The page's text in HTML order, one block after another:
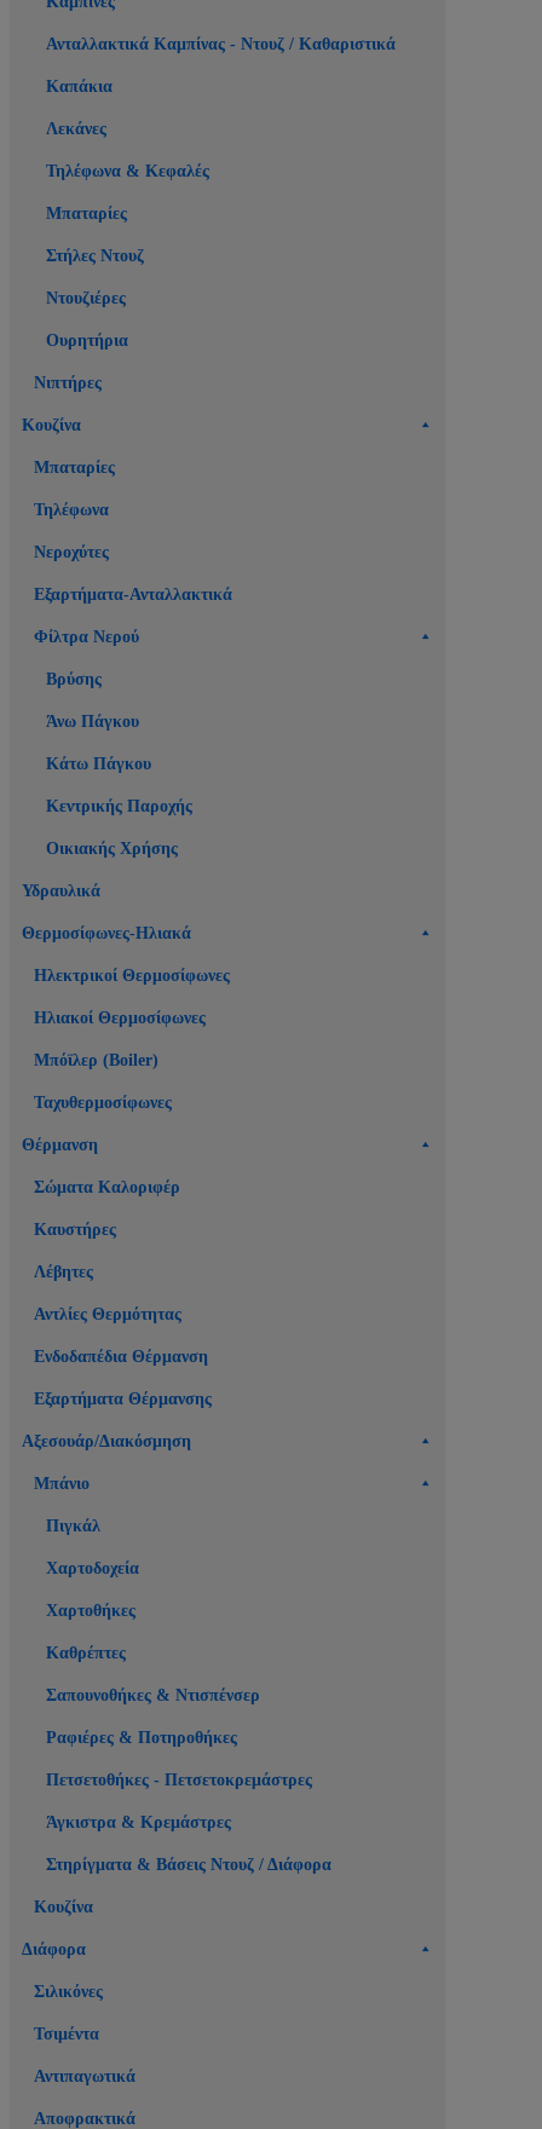
Ανταλλακτικά Καμπίνας - Ντουζ / Καθαριστικά
Καπάκια
Λεκάνες
Τηλέφωνα & Κεφαλές
Μπαταρίες
Στήλες Ντουζ
Ντουζιέρες
Ουρητήρια
Νιπτήρες
Κουζίνα
Μπαταρίες
Τηλέφωνα
Νεροχύτες
Εξαρτήματα-Ανταλλακτικά
Φίλτρα Νερού
Βρύσης
Άνω Πάγκου
Κάτω Πάγκου
Κεντρικής Παροχής
Οικιακής Χρήσης
Υδραυλικά
Θερμοσίφωνες-Ηλιακά
Ηλεκτρικοί Θερμοσίφωνες
Ηλιακοί Θερμοσίφωνες
Μπόϊλερ (Boiler)
Ταχυθερμοσίφωνες
Θέρμανση
Σώματα Καλοριφέρ
Καυστήρες
Λέβητες
Αντλίες Θερμότητας
Ενδοδαπέδια Θέρμανση
Εξαρτήματα Θέρμανσης
Αξεσουάρ/Διακόσμηση
Μπάνιο
Πιγκάλ
Χαρτοδοχεία
Χαρτοθήκες
Καθρέπτες
Σαπουνοθήκες & Ντισπένσερ
Ραφιέρες & Ποτηροθήκες
Πετσετοθήκες - Πετσετοκρεμάστρες
Άγκιστρα & Κρεμάστρες
Στηρίγματα & Βάσεις Ντουζ / Διάφορα
Κουζίνα
Διάφορα
Σιλικόνες
Τσιμέντα
Αντιπαγωτικά
Αποφρακτικά